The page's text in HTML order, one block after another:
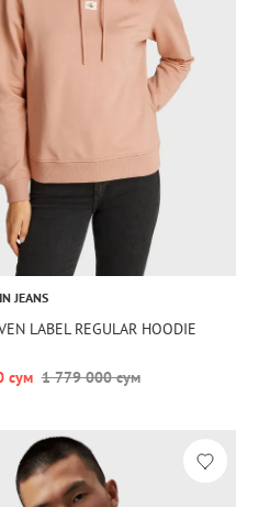
JEANS
LABEL REGULAR HOODIE
сум 1 779 000 сум